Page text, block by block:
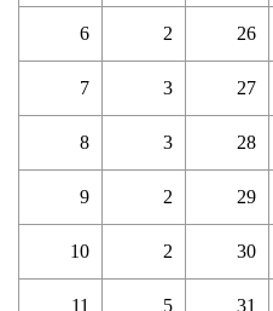
6 2 26
7 3 27
8 3 28
9 2 29
10 2 30
11 5 31